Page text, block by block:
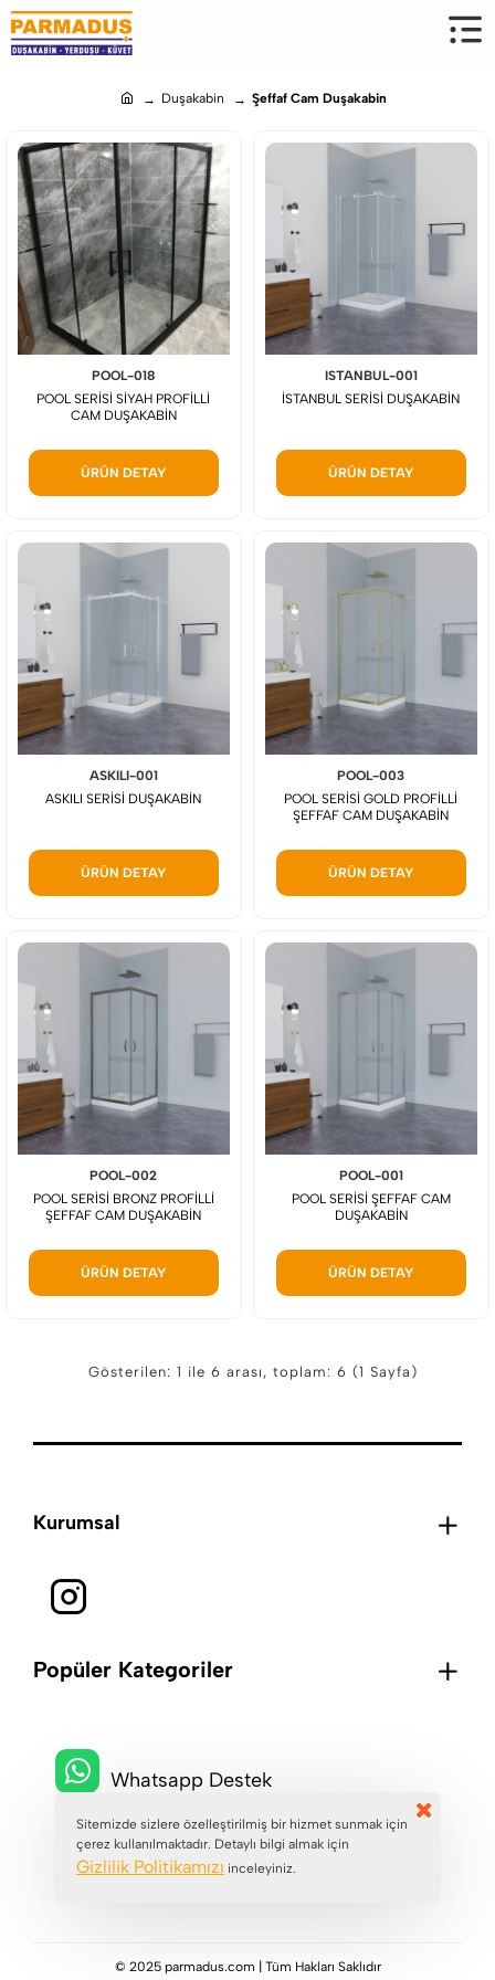
Sitemizde sizlere özelleştirilmiş bir hizmet sunmak için
çerez kullanılmaktadır. Detaylı bilgi almak için
Gizlilik Politikamızı inceleyiniz.
e
Duşakabin Şeffaf Cam Duşakabin
POOL-018
POOL SERİSİ SİYAH PROFİLLİ
CAM DUŞAKABİN
ÜRÜN DETAY
ISTANBUL-001
İSTANBUL SERİSİ DUŞAKABİN
ÜRÜN DETAY
ASKILI-001
ASKILI SERİSİ DUŞAKABİN
ÜRÜN DETAY
POOL-003
POOL SERİSİ GOLD PROFİLLİ
ŞEFFAF CAM DUŞAKABİN
ÜRÜN DETAY
POOL-002
POOL SERİSİ BRONZ PROFİLLİ
ŞEFFAF CAM DUŞAKABİN
ÜRÜN DETAY
POOL-001
POOL SERİSİ ŞEFFAF CAM
DUŞAKABİN
ÜRÜN DETAY
Gösterilen: 1 ile 6 arası, toplam: 6 (1 Sayfa)
Kurumsal
Popüler Kategoriler
Whatsapp Destek
+90 (546) 229 7229
© 2025 parmadus.com | Tüm Hakları Saklıdır